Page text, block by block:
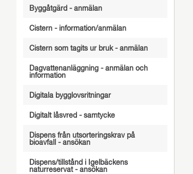
Byggåtgärd - anmälan
Cistern - information/anmälan
Cistern som tagits ur bruk - anmälan
Dagvattenanläggning - anmälan och
information
Digitala bygglovsritningar
Digitalt låsvred - samtycke
Dispens från utsorteringskrav på
bioavfall - ansökan
Dispens/tillstånd i Igelbäckens
naturreservat - ansökan